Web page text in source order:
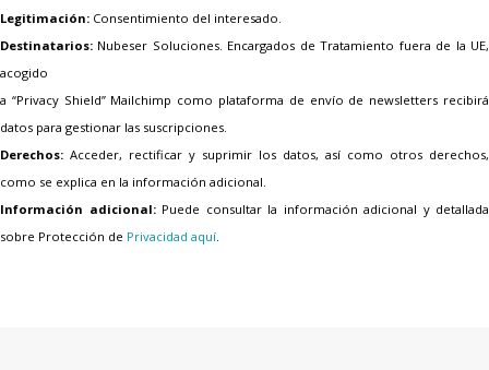
Legitimación: Consentimiento del interesado.
Destinatarios: Nubeser Soluciones. Encargados de Tratamiento fuera de la UE,
acogido
a “Privacy Shield” Mailchimp como plataforma de envío de newsletters recibirá
datos para gestionar las suscripciones.
Derechos: Acceder, rectificar y suprimir los datos, así como otros derechos,
como se explica en la información adicional.
Información adicional:Puede consultar la información adicional y detallada
sobre Protección de Privacidad aquí